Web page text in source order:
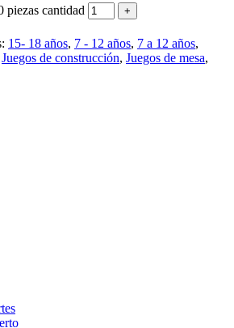
piezas cantidad
15- 18 años, 7 - 12 años, 7 a 12 años,
Juegos de construcción, Juegos de mesa,